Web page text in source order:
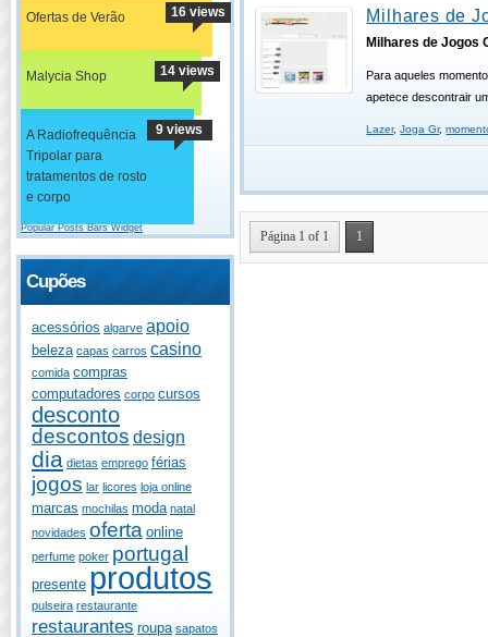
Ofertas de Verão 16 views
Malycia Shop 14 views
A Radiofrequência
Tripolar para
tratamentos de rosto
e corpo
9 views
Popular Posts Bars Widget
Cupões
acessórios algarve apoio
beleza capas carros casino
comida compras
computadores corpo cursos
desconto
descontos design
dia dietas emprego férias
jogos lar licores loja online
marcas mochilas moda natal
novidades oferta online
perfume poker portugal
presente produtos
pulseira restaurante
restaurantes roupa sapatos
Milhares de
Milhares de Jogos
Para aqueles
apetece descontrair
Lazer,Joga Gr,
Página 1 of 1 1